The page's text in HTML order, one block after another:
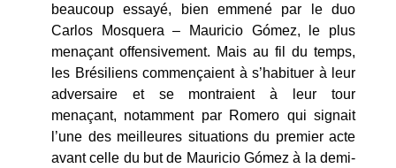
beaucoup essayé, bien emmené par le duo
Carlos Mosquera – Mauricio Gómez, le plus
menaçant offensivement. Mais au fil du temps,
les Brésiliens commençaient à s’habituer à leur
adversaire et se montraient à leur tour
menaçant, notamment par Romero qui signait
l’une des meilleures situations du premier acte
avant celle du but de Mauricio Gómez à la demi-